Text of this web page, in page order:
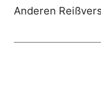
Anderen